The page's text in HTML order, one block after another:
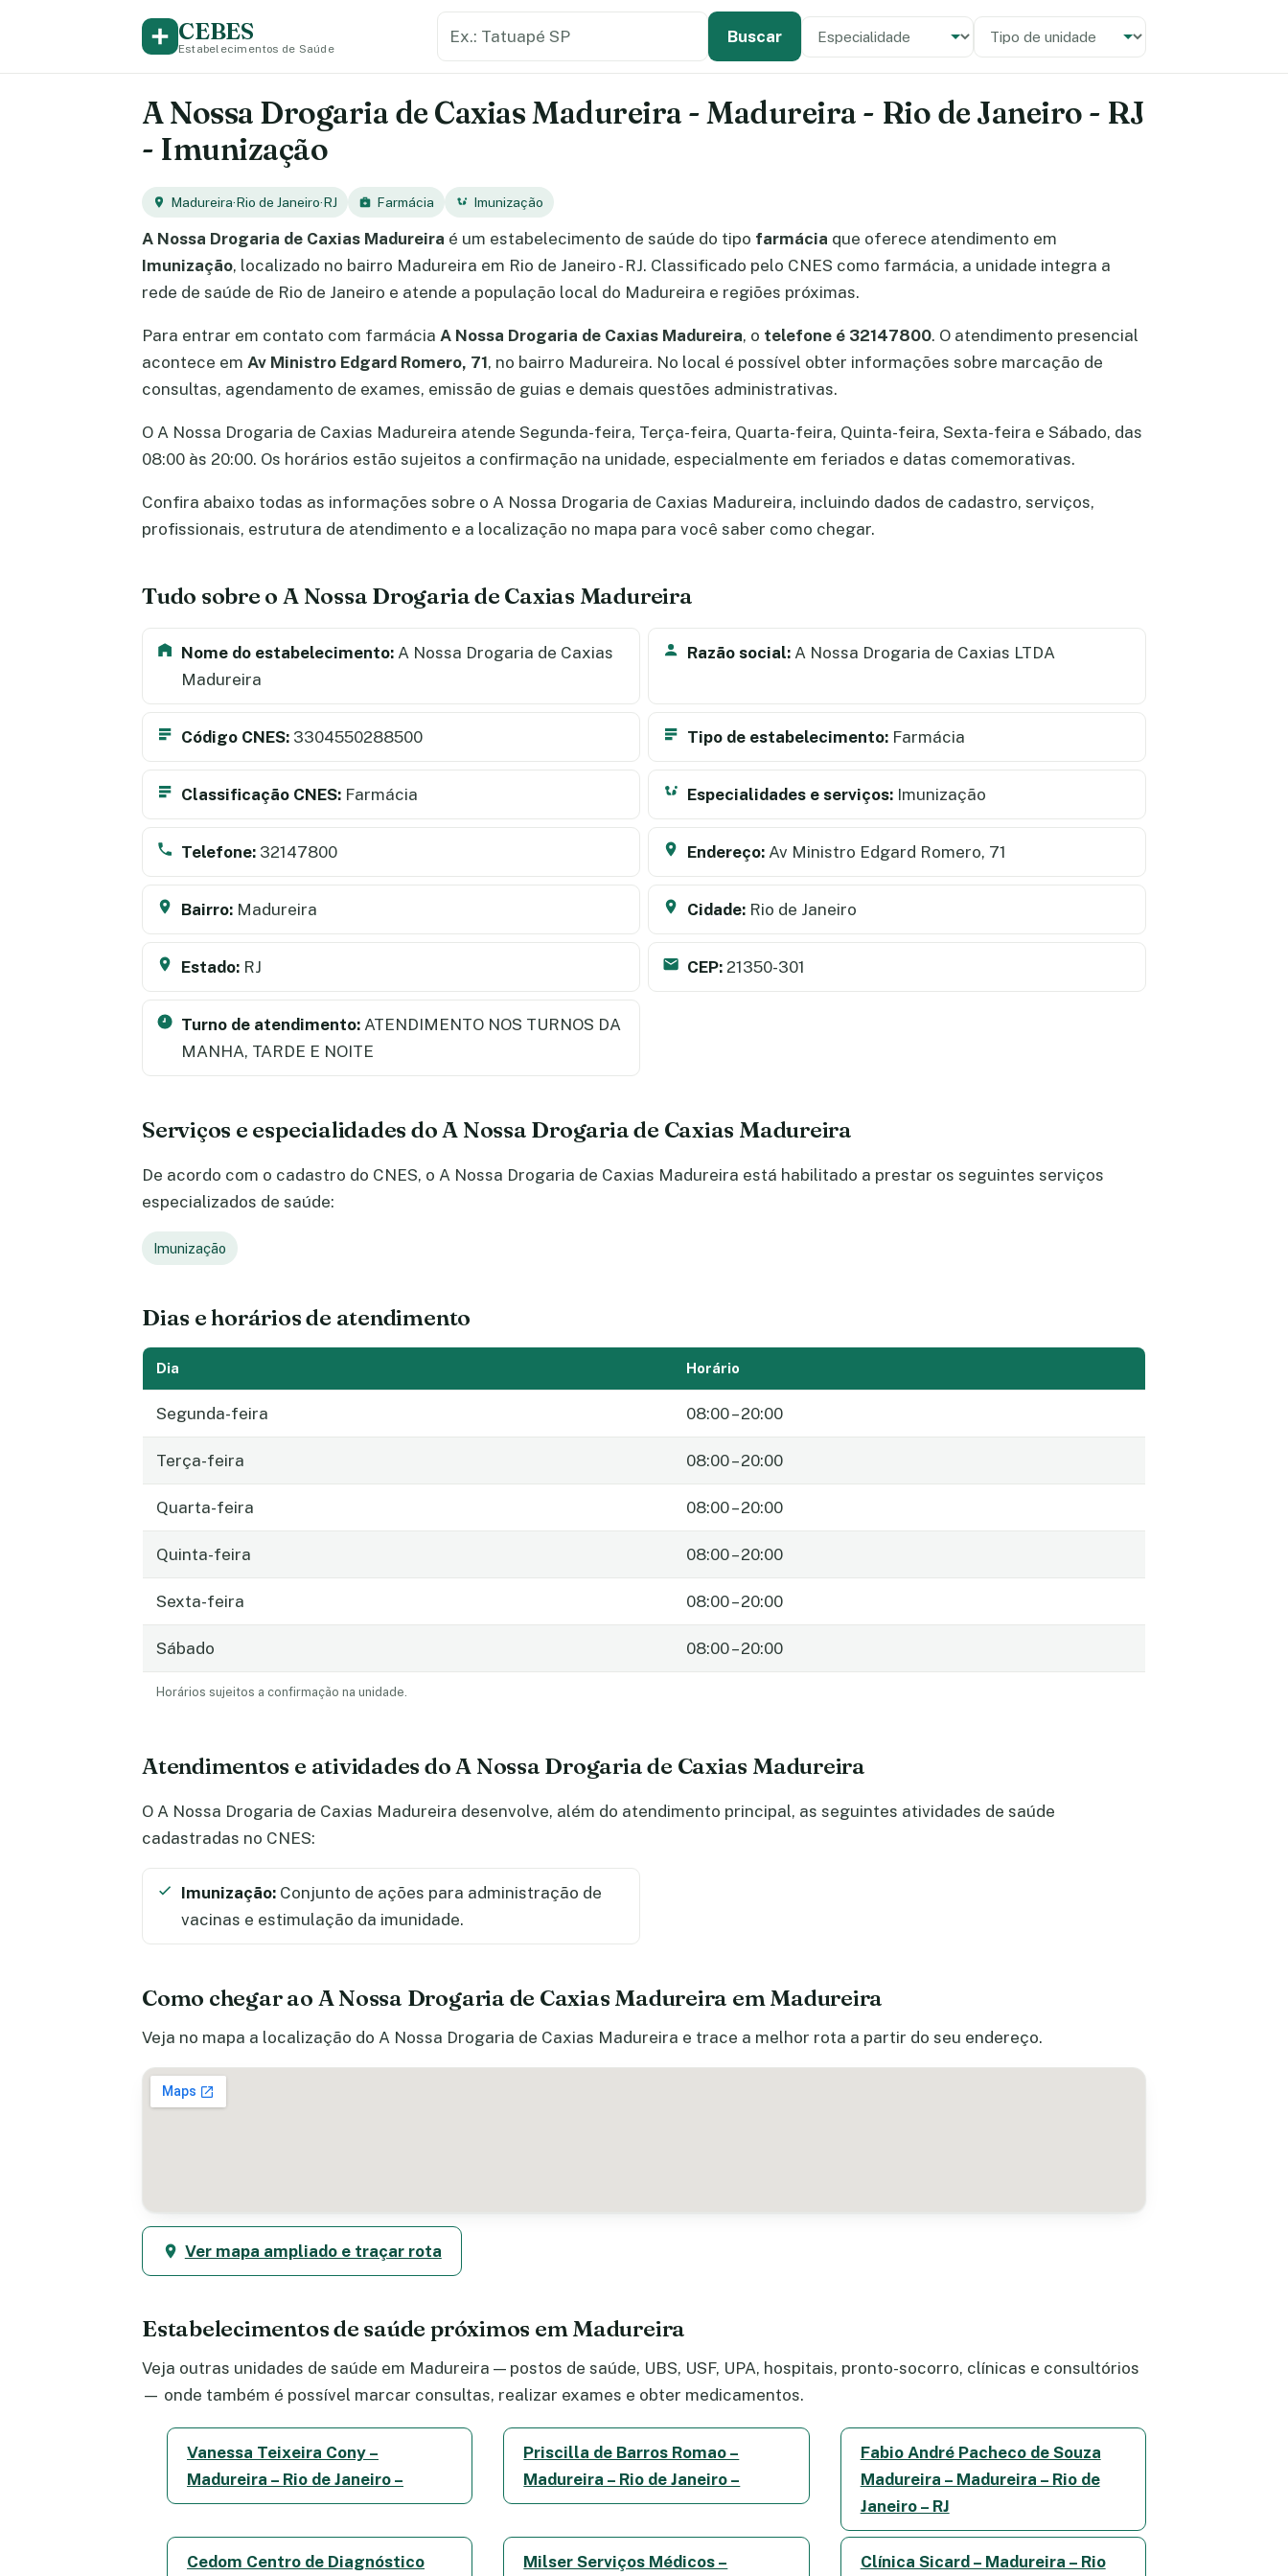
CEBES
Estabelecimentos de Saúde
Buscar Especialidade
Tipo de unidade
A Nossa Drogaria de Caxias Madureira - Madureira - Rio de Janeiro - RJ
- Imunização
Madureira·Rio de Janeiro·RJ Farmácia Imunização
A Nossa Drogaria de Caxias Madureira é um estabelecimento de saúde do tipo farmácia que oferece atendimento em
Imunização, localizado no bairro Madureira em Rio de Janeiro - RJ. Classificado pelo CNES como farmácia, a unidade integra a
rede de saúde de Rio de Janeiro e atende a população local do Madureira e regiões próximas.
Para entrar em contato com farmácia A Nossa Drogaria de Caxias Madureira, o telefone é 32147800. O atendimento presencial
acontece em Av Ministro Edgard Romero, 71, no bairro Madureira. No local é possível obter informações sobre marcação de
consultas, agendamento de exames, emissão de guias e demais questões administrativas.
O A Nossa Drogaria de Caxias Madureira atende Segunda-feira, Terça-feira, Quarta-feira, Quinta-feira, Sexta-feira e Sábado, das
08:00 às 20:00. Os horários estão sujeitos a confirmação na unidade, especialmente em feriados e datas comemorativas.
Confira abaixo todas as informações sobre o A Nossa Drogaria de Caxias Madureira, incluindo dados de cadastro, serviços,
profissionais, estrutura de atendimento e a localização no mapa para você saber como chegar.
Tudo sobre o A Nossa Drogaria de Caxias Madureira
Nome do estabelecimento: A Nossa Drogaria de Caxias
Madureira
Razão social: A Nossa Drogaria de Caxias LTDA
Código CNES: 3304550288500 Tipo de estabelecimento: Farmácia
Classificação CNES: Farmácia Especialidades e serviços: Imunização
Telefone: 32147800 Endereço: Av Ministro Edgard Romero, 71
Bairro: Madureira Cidade: Rio de Janeiro
Estado: RJ CEP: 21350-301
Turno de atendimento: ATENDIMENTO NOS TURNOS DA
MANHA, TARDE E NOITE
Serviços e especialidades do A Nossa Drogaria de Caxias Madureira
De acordo com o cadastro do CNES, o A Nossa Drogaria de Caxias Madureira está habilitado a prestar os seguintes serviços
especializados de saúde:
Imunização
Dias e horários de atendimento
Dia Horário
Segunda-feira 08:00 – 20:00
Terça-feira 08:00 – 20:00
Quarta-feira 08:00 – 20:00
Quinta-feira 08:00 – 20:00
Sexta-feira 08:00 – 20:00
Sábado 08:00 – 20:00
Horários sujeitos a confirmação na unidade.
Atendimentos e atividades do A Nossa Drogaria de Caxias Madureira
O A Nossa Drogaria de Caxias Madureira desenvolve, além do atendimento principal, as seguintes atividades de saúde
cadastradas no CNES:
Imunização: Conjunto de ações para administração de
vacinas e estimulação da imunidade.
Como chegar ao A Nossa Drogaria de Caxias Madureira em Madureira
Veja no mapa a localização do A Nossa Drogaria de Caxias Madureira e trace a melhor rota a partir do seu endereço.
Ver mapa ampliado e traçar rota
Estabelecimentos de saúde próximos em Madureira
Veja outras unidades de saúde em Madureira — postos de saúde, UBS, USF, UPA, hospitais, pronto-socorro, clínicas e consultórios
— onde também é possível marcar consultas, realizar exames e obter medicamentos.
Vanessa Teixeira Cony –
Madureira – Rio de Janeiro –
Priscilla de Barros Romao –
Madureira – Rio de Janeiro –
Fabio André Pacheco de Souza
Madureira – Madureira – Rio de
Janeiro – RJ
Cedom Centro de Diagnóstico Milser Serviços Médicos – Clínica Sicard – Madureira – Rio